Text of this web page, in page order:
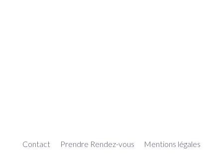
Contact Prendre Rendez-vous Mentions légales